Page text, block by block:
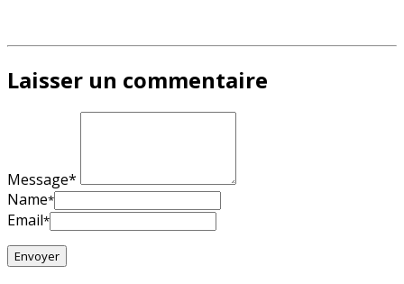
Laisser un commentaire
Message*
Name*
Email*